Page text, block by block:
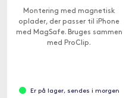
Montering med magnetisk
oplader, der passer til iPhone
med MagSafe. Bruges sammen
med ProClip.
Er på lager, sendes i morgen